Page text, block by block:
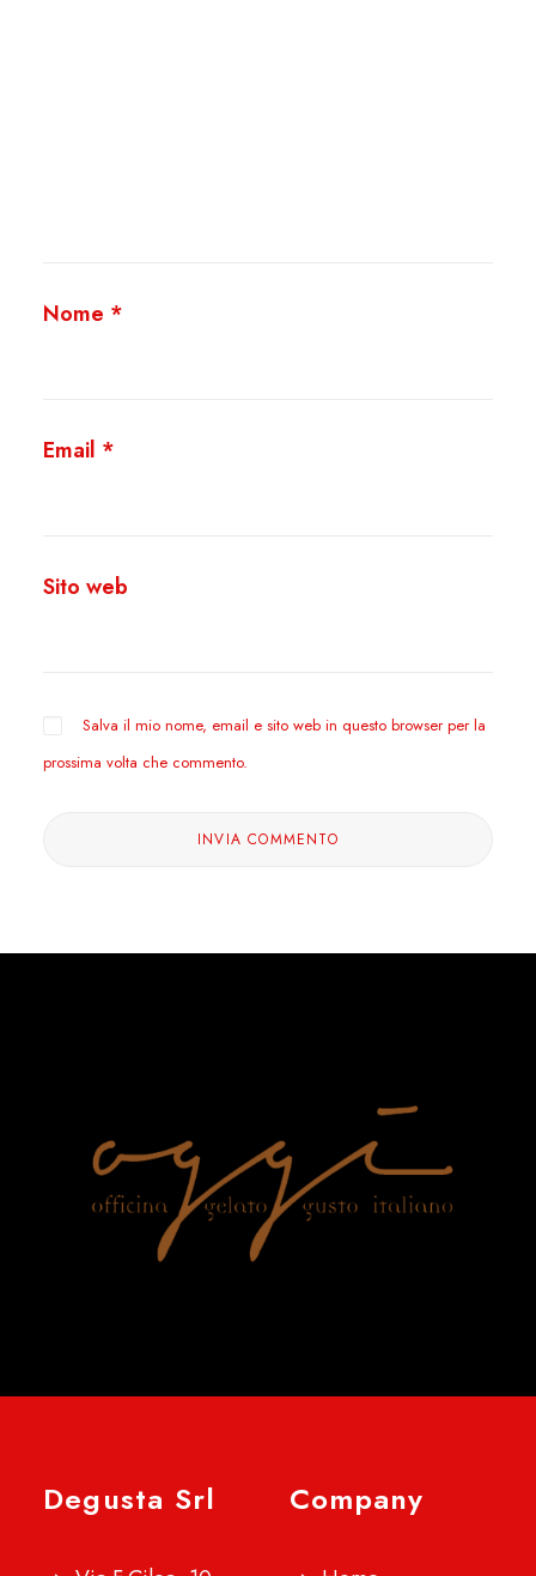
Nome *
Email *
Sito web
Salva il mio nome, email e sito web in questo browser per la
prossima volta che commento.
Degusta Srl Company